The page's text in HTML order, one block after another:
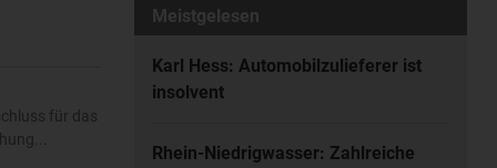
für das
Meistgelesen
Karl Hess: Automobilzulieferer ist
insolvent
Rhein-Niedrigwasser: Zahlreiche